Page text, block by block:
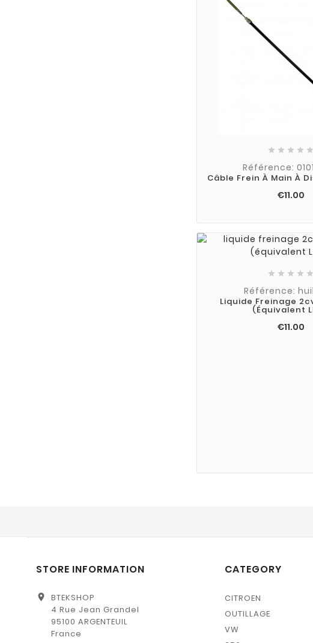
    
Référence:
Câble Frein À Main À
€11.00
    
Référence:
Liquide Freinage
(équivalent
€11.00
STORE INFORMATION
location_on
BTEKSHOP
4 Rue Jean Grandel
95100 ARGENTEUIL
France
CATEGORY
CITROEN
OUTILLAGE
VW